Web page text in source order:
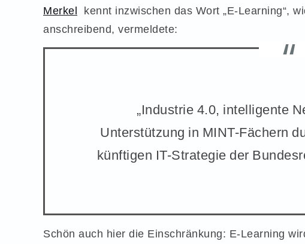
Merkel kennt inzwischen das Wort „E-Learning“,
anschreibend, vermeldete:
„Industrie 4.0, intelligente
Unterstützung in MINT-Fächern
künftigen IT-Strategie der
Schön auch hier die Einschränkung: E-Learning